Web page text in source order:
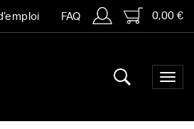
FAQ 0,00 €